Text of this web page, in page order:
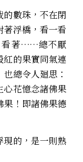
數珠，不在閉
著浮橋，看一看
看著……總不厭
紅的果實同氣連
也總令人廻思：
心花憶念諸佛果
果！即諸佛果德
的，是一則熟